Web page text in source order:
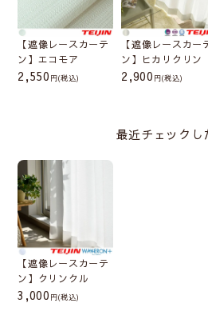
【遮像レースカーテ
ン】エコモア
2,550 (税込)
【遮像レースカー
ン】ヒカリクリン
2,900 (税込)
最近チェックし
【遮像レースカーテ
ン】クリンクル
3,000 (税込)